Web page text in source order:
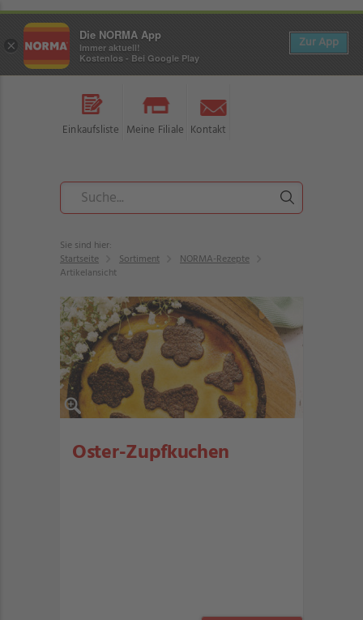
Einkaufsliste Meine Filiale Kontakt
Sie sind hier:
Startseite
Sortiment
NORMA-Rezepte
Artikelansicht
Oster-Zupfkuchen
×
Die NORMA App
Immer aktuell!
Kostenlos - Bei Google Play
Zur App